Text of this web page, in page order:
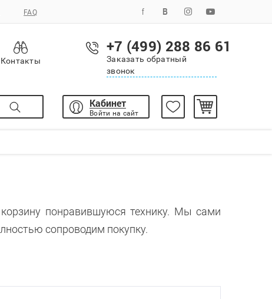
FAQ
Контакты
+7 (499) 288 86 61
Заказать обратный
звонок
Кабинет
Войти на сайт
понравившуюся технику. Мы сами
сопроводим покупку.